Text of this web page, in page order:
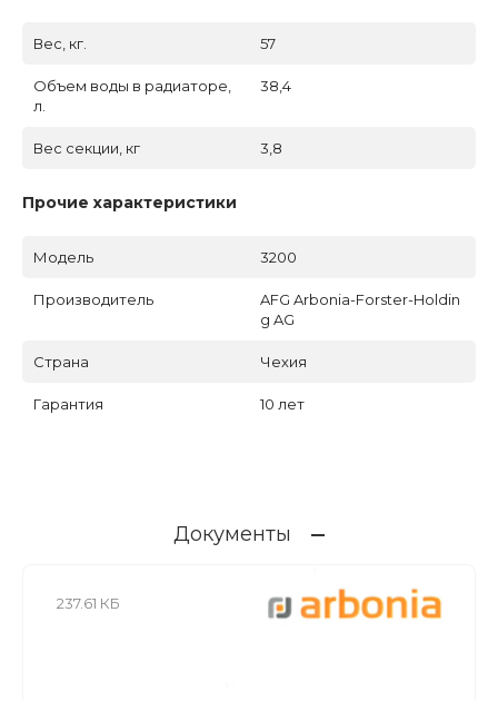
Вес, кг. 57
Объем воды в радиаторе,
л.
38,4
Вес секции, кг 3,8
Прочие характеристики
Модель 3200
Производитель
AFG Arbonia-Forster-Holdin
g AG
Страна Чехия
Гарантия 10 лет
Документы
237.61 КБ